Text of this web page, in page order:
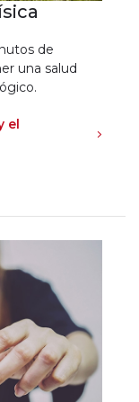
de
una salud
el